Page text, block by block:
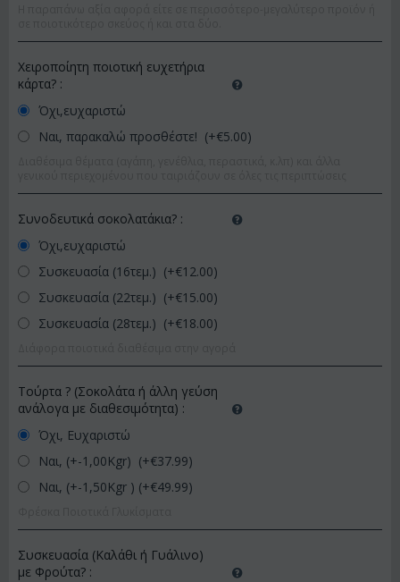
Χειροποίητη ποιοτική ευχετήρια
κάρτα? :
Όχι,ευχαριστώ
Ναι, παρακαλώ προσθέστε! (+€5.00)
Συνοδευτικά σοκολατάκια? :
Όχι,ευχαριστώ
Συσκευασία (16τεμ.) (+€12.00)
Συσκευασία (22τεμ.) (+€15.00)
Συσκευασία (28τεμ.) (+€18.00)
Τούρτα ? (Σοκολάτα ή άλλη γεύση
ανάλογα με διαθεσιμότητα) :
Όχι, Ευχαριστώ
Ναι, (+-1,00Kgr) (+€37.99)
Ναι, (+-1,50Kgr ) (+€49.99)
Συσκευασία (Καλάθι ή Γυάλινο)
με Φρούτα? :